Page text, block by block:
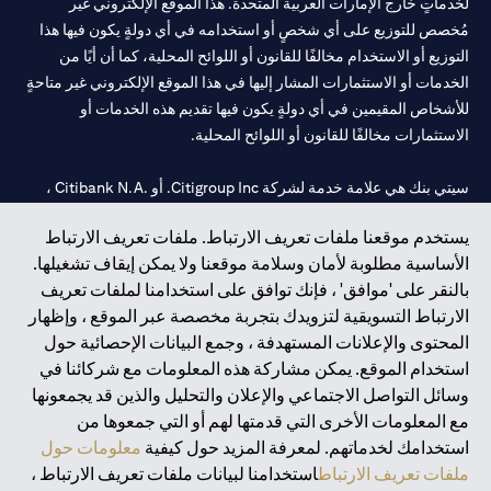
يستخدم موقعنا ملفات تعريف الارتباط. ملفات تعريف الارتباط
الأساسية مطلوبة لأمان وسلامة موقعنا ولا يمكن إيقاف تشغيلها.
بالنقر على 'موافق' ، فإنك توافق على استخدامنا لملفات تعريف
الارتباط التسويقية لتزويدك بتجربة مخصصة عبر الموقع ، وإظهار
المحتوى والإعلانات المستهدفة ، وجمع البيانات الإحصائية حول
استخدام الموقع. يمكن مشاركة هذه المعلومات مع شركائنا في
وسائل التواصل الاجتماعي والإعلان والتحليل والذين قد يجمعونها
مع المعلومات الأخرى التي قدمتها لهم أو التي جمعوها من
استخدامك لخدماتهم. لمعرفة المزيد حول كيفية معلومات حول
ملفات تعريف الارتباطاستخدامنا لبيانات ملفات تعريف الارتباط ،
مُخصص للتوزيع على أي شخصٍ أو استخدامه في أي دولةٍ يكون فيها هذا
التوزيع أو الاستخدام مخالفًا للقانون أو اللوائح المحلية، كما أن أيًا من
الخدمات أو الاستثمارات المشار إليها في هذا الموقع الإلكتروني غير متاحةٍ
للأشخاص المقيمين في أي دولةٍ يكون فيها تقديم هذه الخدمات أو
الاستثمارات مخالفًا للقانون أو اللوائح المحلية.
سيتي بنك هي علامة خدمة لشركة Citigroup Inc. أو .Citibank N.A ،
سيتي بنك إن. إيه. الإمارات مسجل لدى مصرف الإمارات المركزي تحت
أرقام التراخيص 202563 لفرع الوصل في دبي، 531989 لفرع مول
الإمارات في دبي، وCN-1002019لفرع أبوظبي. هاتف: 4000 311 04.
فرع سيتي بنك إن إيه - الإمارات العربية المتحدة مرخص من مصرف
الإمارات العربية المتحدة المركزي كفرع لبنك أجنبي.
سيتي بنك إن إيه الإمارات العربية المتحدة مرخص من هيئة الأوراق المالية
والسلع في الإمارات العربية المتحدة ("SCA") للقيام بالنشاط المالي لـ أ)
الاستشارات المالية والتعريف والترويج بموجب ترخيص رقم
20200000097 ب) وسيط تداول في الأسواق الدولية بموجب ترخيص